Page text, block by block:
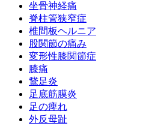
坐骨神経痛
脊柱管狭窄症
椎間板ヘルニア
股関節の痛み
変形性膝関節症
膝痛
鵞足炎
足底筋膜炎
足の痺れ
外反母趾